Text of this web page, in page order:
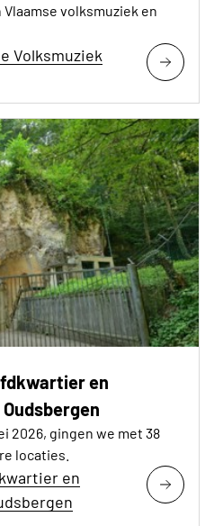
volksmuziek en
Volksmuziek
en
2026, gingen we met 38
locaties.
en